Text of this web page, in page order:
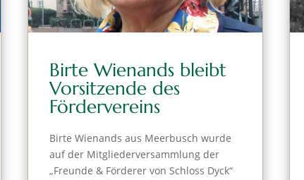
Birte Wienands bleibt
Vorsitzende des
Fördervereins
Birte Wienands aus Meerbusch wurde
auf der Mitgliederversammlung der
„Freunde & Förderer von Schloss Dyck“